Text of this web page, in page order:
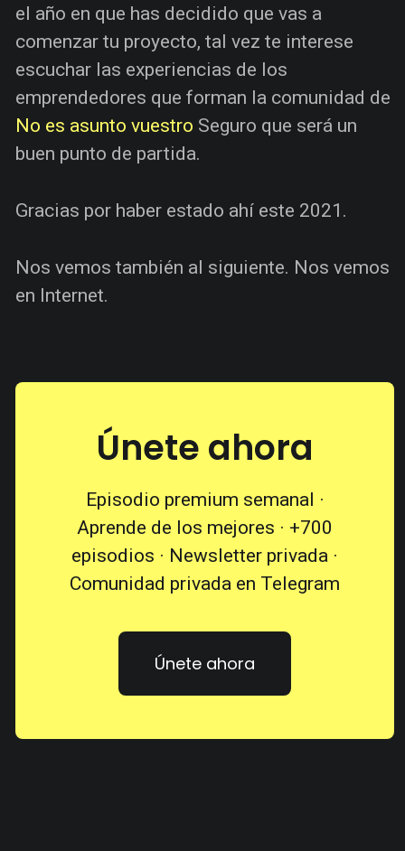
el año en que has decidido que vas a
comenzar tu proyecto, tal vez te interese
escuchar las experiencias de los
emprendedores que forman la comunidad de
No es asunto vuestro Seguro que será un
buen punto de partida.
Gracias por haber estado ahí este 2021.
Nos vemos también al siguiente. Nos vemos
en Internet.
Únete ahora
Episodio premium semanal ·
Aprende de los mejores · +700
episodios · Newsletter privada ·
Comunidad privada en Telegram
Únete ahora